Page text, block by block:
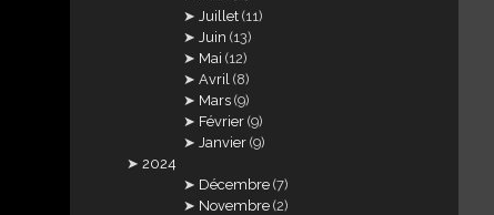
Juillet (11)
Juin (13)
Mai (12)
Avril (8)
Mars (9)
Février (9)
Janvier (9)
2024
Décembre (7)
Novembre (2)